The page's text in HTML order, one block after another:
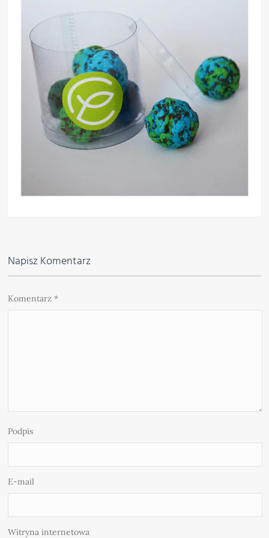
Napisz Komentarz
Komentarz*
Podpis
E-mail
Witryna internetowa